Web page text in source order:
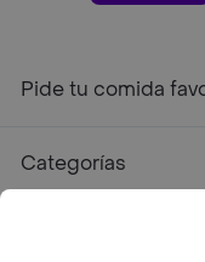
Pide tu comida
Categorías